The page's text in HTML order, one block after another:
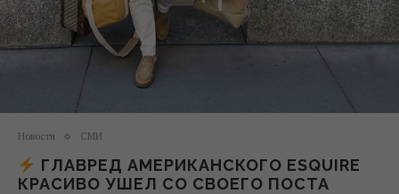
Новости СМИ
ГЛАВРЕД АМЕРИКАНСКОГО ESQUIRE
КРАСИВО УШЕЛ СО СВОЕГО ПОСТА